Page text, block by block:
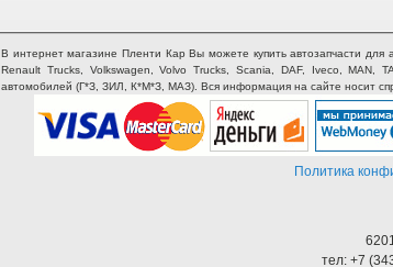
В интернет магазине Пленти Кар Вы можете купить автозапчасти для
Renault Trucks, Volkswagen, Volvo Trucks, Scania, DAF, Iveco, MAN,
автомобилей (Г*З, ЗИЛ, К*М*З, МАЗ). Вся информация на сайте носит
Политика
тел: +7